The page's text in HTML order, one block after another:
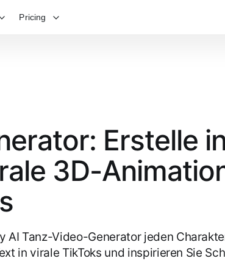
Pricing
Erstelle
3D-
AI Tanz-Video-Generator jeden
in virale TikToks und inspirieren Sie